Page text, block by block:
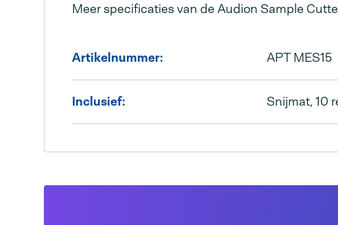
Meer specificaties van de Audion Sample
Artikelnummer: APT MES15
Inclusief: Snijmat, 10